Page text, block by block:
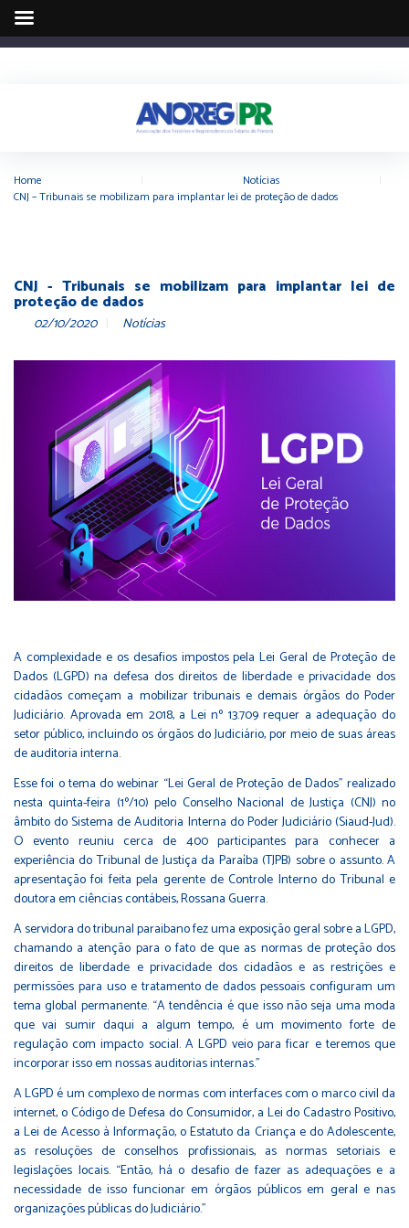
Home Notícias
CNJ – Tribunais se mobilizam para implantar lei de proteção de dados
CNJ - Tribunais se mobilizam para implantar lei de
proteção de dados
02/10/2020 Notícias
A complexidade e os desafios impostos pela Lei Geral de Proteção de
Dados (LGPD) na defesa dos direitos de liberdade e privacidade dos
cidadãos começam a mobilizar tribunais e demais órgãos do Poder
Judiciário. Aprovada em 2018, a Lei nº 13.709 requer a adequação do
setor público, incluindo os órgãos do Judiciário, por meio de suas áreas
de auditoria interna.
Esse foi o tema do webinar “Lei Geral de Proteção de Dados” realizado
nesta quinta-feira (1º/10) pelo Conselho Nacional de Justiça (CNJ) no
âmbito do Sistema de Auditoria Interna do Poder Judiciário (Siaud-Jud).
O evento reuniu cerca de 400 participantes para conhecer a
experiência do Tribunal de Justiça da Paraíba (TJPB) sobre o assunto. A
apresentação foi feita pela gerente de Controle Interno do Tribunal e
doutora em ciências contábeis, Rossana Guerra.
A servidora do tribunal paraibano fez uma exposição geral sobre a LGPD,
chamando a atenção para o fato de que as normas de proteção dos
direitos de liberdade e privacidade dos cidadãos e as restrições e
permissões para uso e tratamento de dados pessoais configuram um
tema global permanente. “A tendência é que isso não seja uma moda
que vai sumir daqui a algum tempo, é um movimento forte de
regulação com impacto social. A LGPD veio para ficar e teremos que
incorporar isso em nossas auditorias internas.”
A LGPD é um complexo de normas com interfaces com o marco civil da
internet, o Código de Defesa do Consumidor, a Lei do Cadastro Positivo,
a Lei de Acesso à Informação, o Estatuto da Criança e do Adolescente,
as resoluções de conselhos profissionais, as normas setoriais e
legislações locais. “Então, há o desafio de fazer as adequações e a
necessidade de isso funcionar em órgãos públicos em geral e nas
organizações públicas do Judiciário.”